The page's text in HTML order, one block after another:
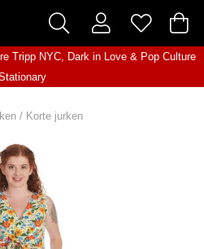
Tripp NYC, Dark in Love& Pop Culture
/ Korte jurken